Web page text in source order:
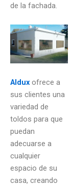
de la fachada.
Aldux ofrece a
sus clientes una
variedad de
toldos para que
puedan
adecuarse a
cualquier
espacio de su
casa, creando